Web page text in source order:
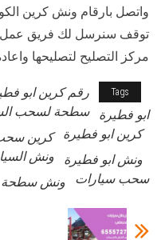
واتصل بارقام ونش كرين
توقف سنرسل لك فريق
مركز التصليح لتصليحها
Tags رقم كرين ابو
ابو فطيرة
سطحة لسحب
كرين ابو فطيرة
كرين
ونش ابو فطيرة
ونش
سحب سيارات
ونش سطحة